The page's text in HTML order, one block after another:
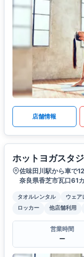
店舗情報
ホットヨガスタ
佐味田川駅から車で
奈良県香芝市瓦口61
タオルレンタル ウェア
ロッカー
他店舗利用
営業時間
ー